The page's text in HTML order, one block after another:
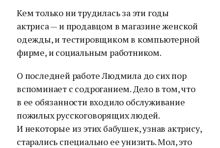
Кем только ни трудилась за эти годы
актриса — и продавцом в магазине женской
одежды, и тестировщиком в компьютерной
фирме, и социальным работником.
О последней работе Людмила до сих пор
вспоминает с содроганием. Дело в том, что
в ее обязанности входило обслуживание
пожилых русскоговорящих людей.
И некоторые из этих бабушек, узнав актрису,
старались специально ее унизить. Мол, это